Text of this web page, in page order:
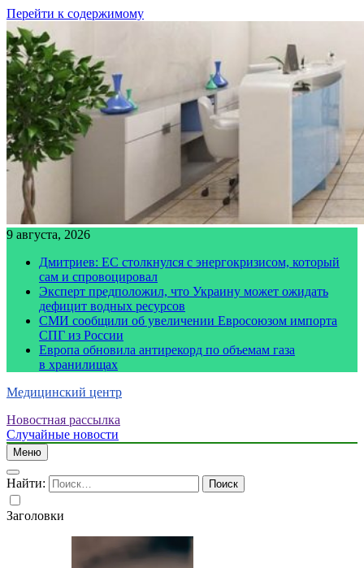
Перейти к содержимому
9 августа, 2026
Дмитриев: ЕС столкнулся с энергокризисом, который
сам и спровоцировал
Эксперт предположил, что Украину может ожидать
дефицит водных ресурсов
СМИ сообщили об увеличении Евросоюзом импорта
СПГ из России
Европа обновила антирекорд по объемам газа
в хранилищах
Медицинский центр
Новостная рассылка
Случайные новости
Меню
Найти:
Заголовки